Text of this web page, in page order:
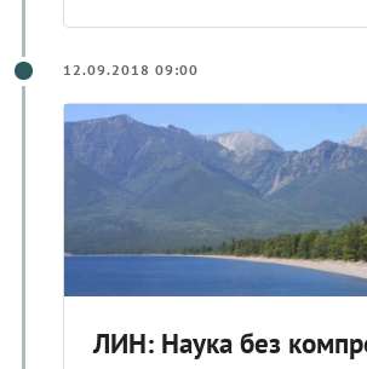
12.09.2018 09:00
ЛИН: Наука без